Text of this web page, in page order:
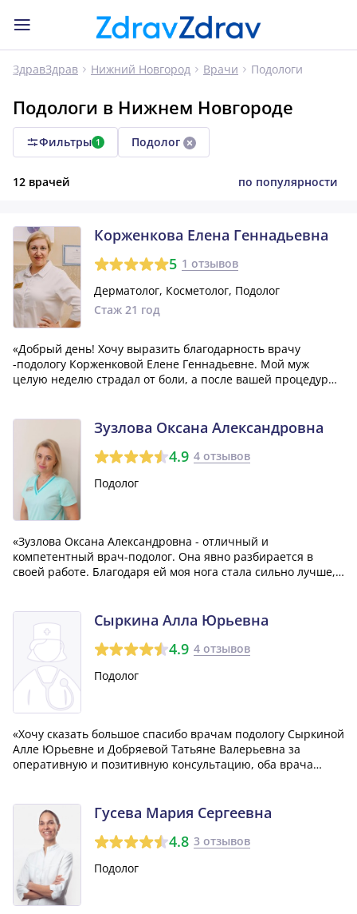
ЗдравЗдрав Нижний Новгород Врачи Подологи
Подологи в Нижнем Новгороде
Фильтры 1 Подолог
12 врачей по популярности
Корженкова Елена Геннадьевна
5 1 отзывов
Дерматолог, Косметолог, Подолог
Стаж 21 год
«Добрый день! Хочу выразить благодарность врачу
-подологу Корженковой Елене Геннадьевне. Мой муж
целую неделю страдал от боли, а после вашей процедуры
Зузлова Оксана Александровна
4.9 4 отзывов
Подолог
«Зузлова Оксана Александровна - отличный и
компетентный врач-подолог. Она явно разбирается в
своей работе. Благодаря ей моя нога стала сильно лучше,
Сыркина Алла Юрьевна
4.9 4 отзывов
Подолог
«Хочу сказать большое спасибо врачам подологу Сыркиной
Алле Юрьевне и Добряевой Татьяне Валерьевна за
оперативную и позитивную консультацию, оба врача
отношение.»
Гусева Мария Сергеевна
4.8 3 отзывов
Подолог